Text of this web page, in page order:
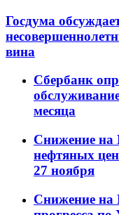
Госдума
вина
Сбербанк
месяца
Снижение на
нефтяных
27 ноября
Снижение на